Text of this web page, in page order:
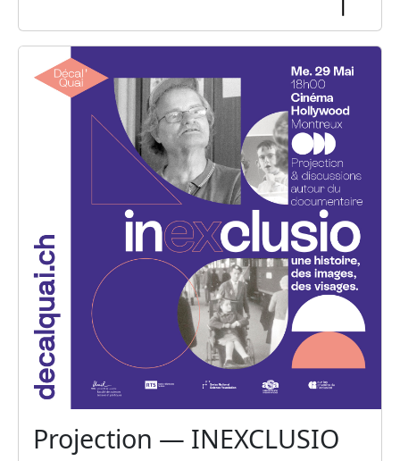
Projection — INEXCLUSIO